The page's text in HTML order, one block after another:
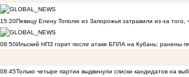
15:20Певицу Елену Тополю из Запорожья затравили из-за того,
08:50Ильский НПЗ горит после атаки БПЛА на Кубань: ранены
08:45Только четыре партии выдвинули списки кандидатов на